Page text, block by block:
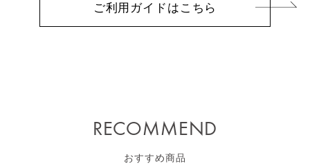
ご利用ガイドはこちら
RECOMMEND
おすすめ商品